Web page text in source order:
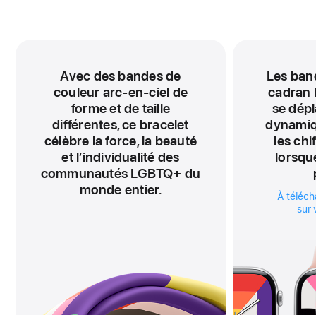
Avec des bandes de
couleur arc-en-ciel de
forme et de taille
différentes, ce bracelet
célèbre la force, la beauté
et l’individualité des
communautés LGBTQ+ du
monde entier.
Les
cadran
se
les
À
sur